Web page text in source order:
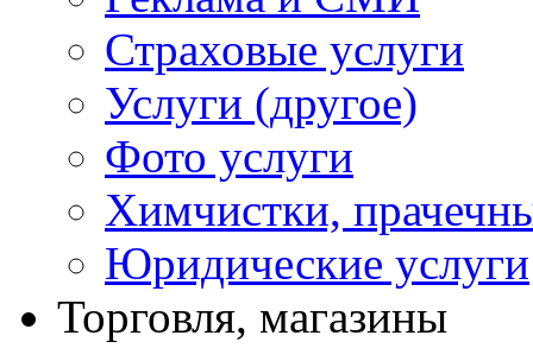
Страховые услуги
Услуги (другое)
Фото услуги
Химчистки,
Юридические услуги
Торговля, магазины